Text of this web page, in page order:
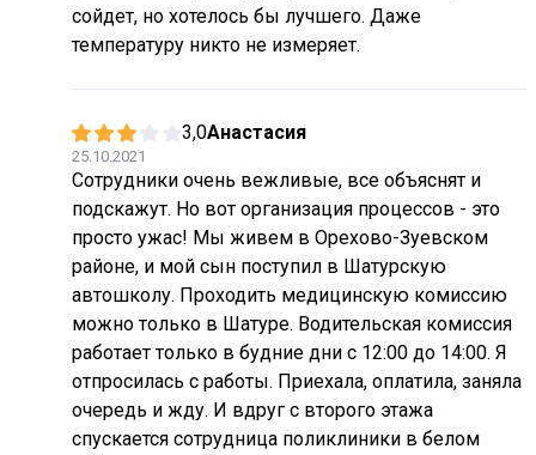
сойдет, но хотелось бы лучшего. Даже
температуру никто не измеряет.
3,0Анастасия
25.10.2021
Сотрудники очень вежливые, все объяснят и
подскажут. Но вот организация процессов - это
просто ужас! Мы живем в Орехово-Зуевском
районе, и мой сын поступил в Шатурскую
автошколу. Проходить медицинскую комиссию
можно только в Шатуре. Водительская комиссия
работает только в будние дни с 12:00 до 14:00. Я
отпросилась с работы. Приехала, оплатила, заняла
очередь и жду. И вдруг с второго этажа
спускается сотрудница поликлиники в белом